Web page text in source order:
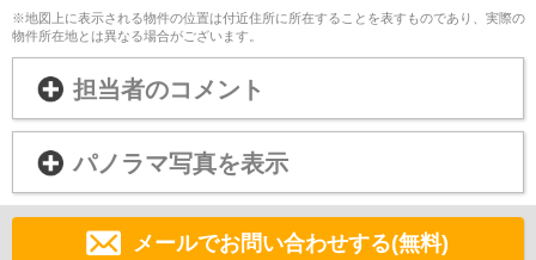
※地図上に表示される物件の位置は付近住所に所在することを表すものであり、実際の
物件所在地とは異なる場合がございます。
担当者のコメント
パノラマ写真を表示
メールでお問い合わせする(無料)